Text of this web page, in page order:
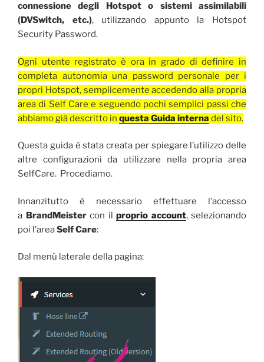
connessione degli Hotspot o sistemi assimilabili
(DVSwitch, etc.), utilizzando appunto la Hotspot
Security Password.
Ogni utente registrato è ora in grado di definire in
completa autonomia una password personale per i
propri Hotspot, semplicemente accedendo alla propria
area di Self Care e seguendo pochi semplici passi che
abbiamo già descritto in questa Guida interna del sito.
Questa guida è stata creata per spiegare l’utilizzo delle
altre configurazioni da utilizzare nella propria area
SelfCare. Procediamo.
Innanzitutto è necessario effettuare l’accesso
a BrandMeistercon il proprio account, selezionando
poi l’areaSelf Care:
Dal menù laterale della pagina: